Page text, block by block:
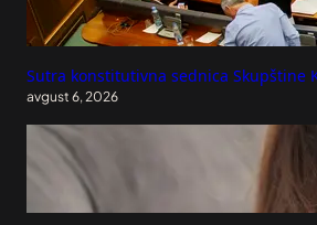
Sutra konstitutivna sednica Skupštine
avgust 6, 2026